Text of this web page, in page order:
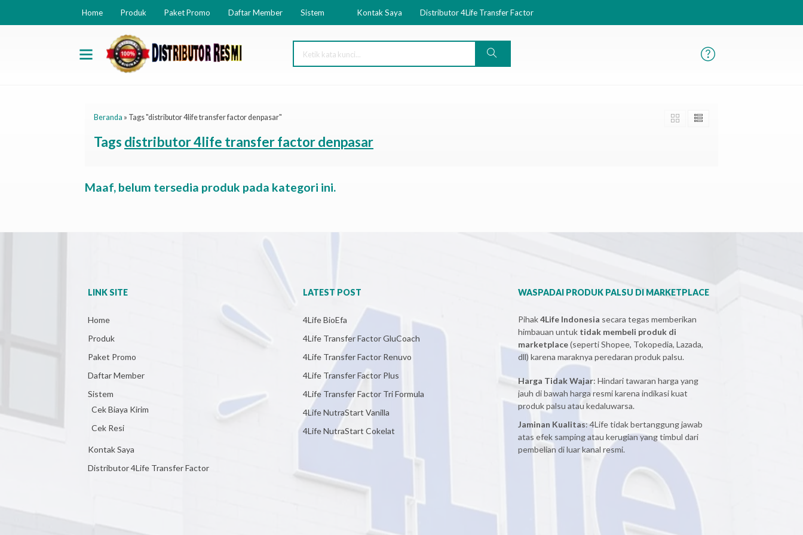
Home Produk Paket Promo Daftar Member Sistem Kontak Saya Distributor 4Life Transfer Factor
Beranda » Tags "distributor 4life transfer factor denpasar"
Tags distributor 4life transfer factor denpasar
Maaf, belum tersedia produk pada kategori ini.
LINK SITE
Home
Produk
Paket Promo
Daftar Member
Sistem
Cek Biaya Kirim
Cek Resi
Kontak Saya
Distributor 4Life Transfer Factor
LATEST POST
4Life BioEfa
4Life Transfer Factor GluCoach
4Life Transfer Factor Renuvo
4Life Transfer Factor Plus
4Life Transfer Factor Tri Formula
4Life NutraStart Vanilla
4Life NutraStart Cokelat
WASPADAI PRODUK PALSU DI MARKETPLACE
Pihak4Life Indonesia secara tegas memberikan
himbauan untuk tidak membeli produk di
marketplace(seperti Shopee, Tokopedia, Lazada,
dll) karena maraknya peredaran produk palsu.
Harga Tidak Wajar: Hindari tawaran harga yang
jauh di bawah harga resmi karena indikasi kuat
produk palsu atau kedaluwarsa.
Jaminan Kualitas: 4Life tidak bertanggung jawab
atas efek samping atau kerugian yang timbul dari
pembelian di luar kanal resmi.